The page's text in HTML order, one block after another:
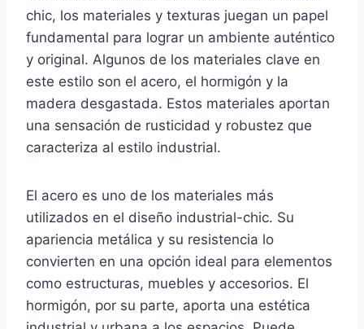
chic, los materiales y texturas juegan un papel
fundamental para lograr un ambiente auténtico
y original. Algunos de los materiales clave en
este estilo son el acero, el hormigón y la
madera desgastada. Estos materiales aportan
una sensación de rusticidad y robustez que
caracteriza al estilo industrial.
El acero es uno de los materiales más
utilizados en el diseño industrial-chic. Su
apariencia metálica y su resistencia lo
convierten en una opción ideal para elementos
como estructuras, muebles y accesorios. El
hormigón, por su parte, aporta una estética